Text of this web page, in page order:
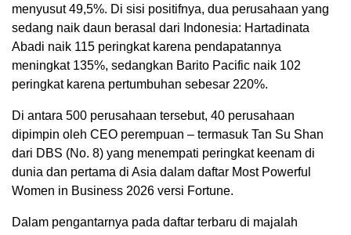
menyusut 49,5%. Di sisi positifnya, dua perusahaan yang
sedang naik daun berasal dari Indonesia: Hartadinata
Abadi naik 115 peringkat karena pendapatannya
meningkat 135%, sedangkan Barito Pacific naik 102
peringkat karena pertumbuhan sebesar 220%.
Di antara 500 perusahaan tersebut, 40 perusahaan
dipimpin oleh CEO perempuan – termasuk Tan Su Shan
dari DBS (No. 8) yang menempati peringkat keenam di
dunia dan pertama di Asia dalam daftar Most Powerful
Women in Business 2026 versi Fortune.
Dalam pengantarnya pada daftar terbaru di majalah